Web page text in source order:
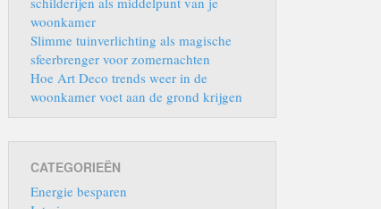
woonkamer
Slimme tuinverlichting als magische
sfeerbrenger voor zomernachten
Hoe Art Deco trends weer in de
woonkamer voet aan de grond krijgen
CATEGORIEËN
Energie besparen